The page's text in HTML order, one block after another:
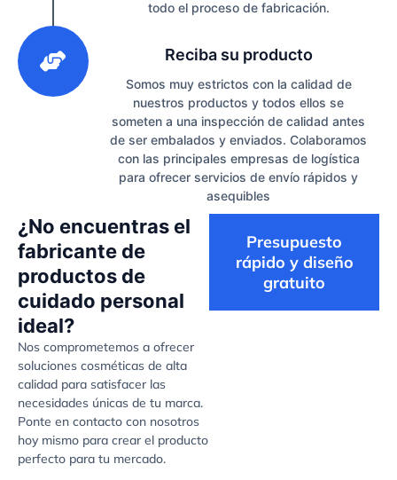
todo el proceso de fabricación.
Reciba su producto
Somos muy estrictos con la calidad de
nuestros productos y todos ellos se
someten a una inspección de calidad antes
de ser embalados y enviados. Colaboramos
con las principales empresas de logística
para ofrecer servicios de envío rápidos y
asequibles
¿No encuentras el
fabricante de
productos de
cuidado personal
ideal?
Nos comprometemos a ofrecer
soluciones cosméticas de alta
calidad para satisfacer las
necesidades únicas de tu marca.
Ponte en contacto con nosotros
hoy mismo para crear el producto
perfecto para tu mercado.
Presupuesto
rápido y diseño
gratuito